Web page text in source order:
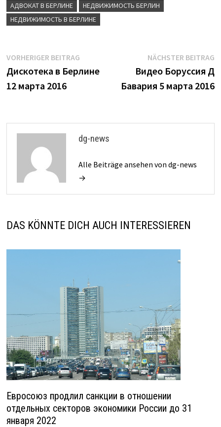
АДВОКАТ В БЕРЛИНЕ
НЕДВИЖИМОСТЬ БЕРЛИН
НЕДВИЖИМОСТЬ В БЕРЛИНЕ
Beitrags-
Navigation
VORHERIGER BEITRAGVorheriger
Beitrag:
Дискотека в Берлине
12 марта 2016
NÄCHSTER BEITRAG
Видео Боруссия Д
Бавария 5 марта 2016
dg-news
Alle Beiträge ansehen von dg-news
→
DAS KÖNNTE DICH AUCH INTERESSIEREN
Евросоюз продлил санкции в отношении
отдельных секторов экономики России до 31
января 2022